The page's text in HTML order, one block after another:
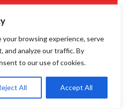
browsing experience, serve
and analyze our traffic. By
to our use of cookies.
All Accept All
سپرده شد
لحظاتی پس از حمله
آمریکایی عین الاسد در
سپهبد شهید حاج قاسم
شهدای کرمان به خاک